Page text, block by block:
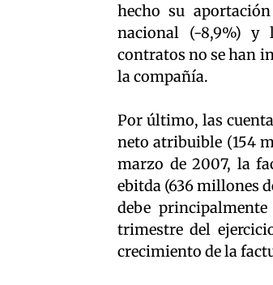
hecho su
nacional (-8,9%) y
contratos no se han
la compañía.
Por último, las
neto atribuible (154
marzo de 2007, la
ebitda (636 millones
debe
trimestre del
crecimiento de la